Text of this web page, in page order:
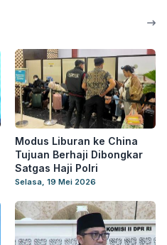
Modus Liburan ke China
Tujuan Berhaji Dibongkar
Satgas Haji Polri
Selasa, 19 Mei 2026